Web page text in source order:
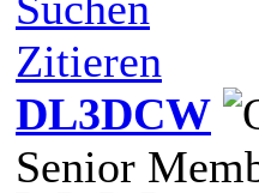
Zitieren
DL3DCW
Senior